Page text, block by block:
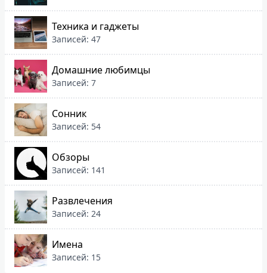
Техника и гаджеты
Записей: 47
Домашние любимцы
Записей: 7
Сонник
Записей: 54
Обзоры
Записей: 141
Развлечения
Записей: 24
Имена
Записей: 15